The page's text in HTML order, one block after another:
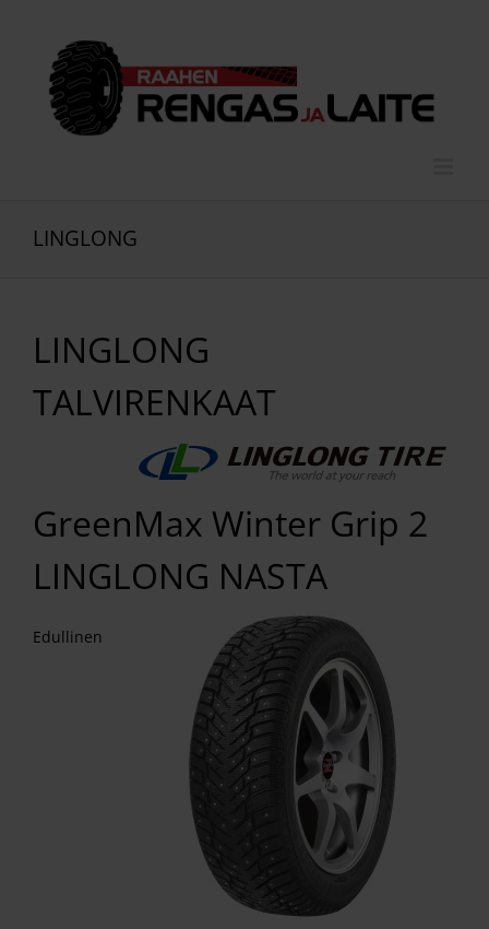
LINGLONG
LINGLONG
TALVIRENKAAT
GreenMax Winter Grip 2
LINGLONG NASTA
Edullinen